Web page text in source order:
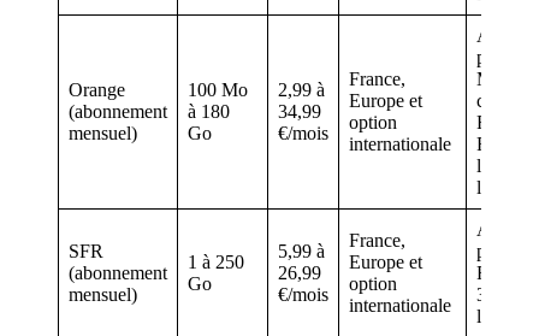
Orange
(abonnement
mensuel)
100 Mo
à 180
Go
2,99 à
34,99
€/mois
France,
Europe et
option
internationale
France
Forfait
limité à
SFR
(abonnement
mensuel)
1 à 250
Go
5,99 à
26,99
€/mois
France,
Europe et
option
internationale
Forfait
35 Go à